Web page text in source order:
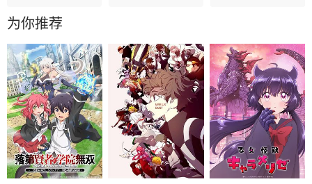
第07集
第04集 第03集 第02集
第01集
为你推荐